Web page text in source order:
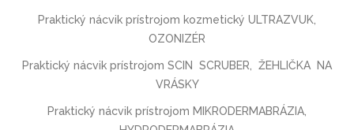
Praktický nácvik prístrojom kozmetický ULTRAZVUK,
OZONIZÉR
Praktický nácvik prístrojom SCIN SCRUBER, ŽEHLIČKA NA
VRÁSKY
Praktický nácvik prístrojom MIKRODERMABRÁZIA,